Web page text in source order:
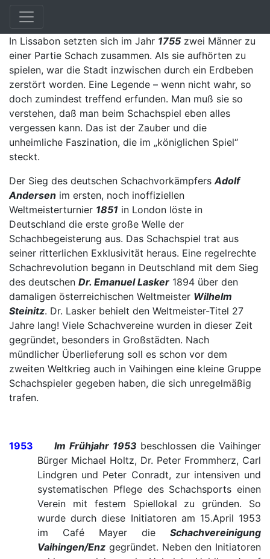
Chronik
In Lissabon setzten sich im Jahr 1755 zwei Männer zu
einer Partie Schach zusammen. Als sie aufhörten zu
spielen, war die Stadt inzwischen durch ein Erdbeben
zerstört worden. Eine Legende – wenn nicht wahr, so
doch zumindest treffend erfunden. Man muß sie so
verstehen, daß man beim Schachspiel eben alles
vergessen kann. Das ist der Zauber und die
unheimliche Faszination, die im „königlichen Spiel“
steckt.
Der Sieg des deutschen SchachvorkämpfersAdolf
Andersen im ersten, noch inoffiziellen
Weltmeisterturnier 1851 in London löste in
Deutschland die erste große Welle der
Schachbegeisterung aus. Das Schachspiel trat aus
seiner ritterlichen Exklusivität heraus. Eine regelrechte
Schachrevolution begann in Deutschland mit dem Sieg
des deutschen Dr. Emanuel Lasker 1894 über den
damaligen österreichischen Weltmeister Wilhelm
Steinitz. Dr. Lasker behielt den Weltmeister-Titel 27
Jahre lang! Viele Schachvereine wurden in dieser Zeit
gegründet, besonders in Großstädten. Nach
mündlicher Überlieferung soll es schon vor dem
zweiten Weltkrieg auch in Vaihingen eine kleine Gruppe
Schachspieler gegeben haben, die sich unregelmäßig
trafen.
1953 Im Frühjahr 1953 beschlossen die Vaihinger
Bürger Michael Holtz, Dr. Peter Frommherz, Carl
Lindgren und Peter Conradt, zur intensiven und
systematischen Pflege des Schachsports einen
Verein mit festem Spiellokal zu gründen. So
wurde durch diese Initiatoren am 15.April 1953
im Café Mayer die Schachvereinigung
Vaihingen/Enz gegründet. Neben den Initiatoren